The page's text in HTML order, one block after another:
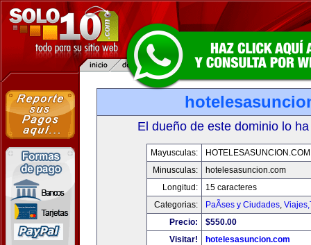
El dueño de este dominio lo
Mayusculas:
HOTELESASUNCION.COM
Minusculas:
hotelesasuncion.com
Longitud:
15 caracteres
Categorias:
PaÃ­ses y Ciudades,
Precio:
$550.00
Visitar!
hotelesasuncion.com